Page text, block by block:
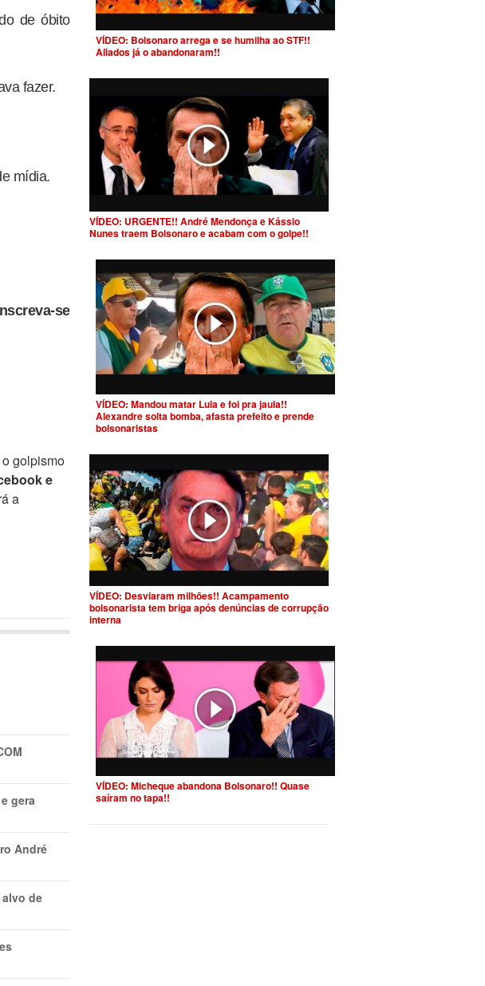
de óbito
fazer.
mídia.
se
golpismo
e
a
gera
André
de
VÍDEO: Bolsonaro arrega e se humilha ao STF!!
Aliados já o abandonaram!!
VÍDEO: URGENTE!! André Mendonça e Kássio
Nunes traem Bolsonaro e acabam com o golpe!!
VÍDEO: Mandou matar Lula e foi pra jaula!!
Alexandre solta bomba, afasta prefeito e prende
bolsonaristas
VÍDEO: Desviaram milhões!! Acampamento
bolsonarista tem briga após denúncias de corrupção
interna
VÍDEO: Micheque abandona Bolsonaro!! Quase
saíram no tapa!!